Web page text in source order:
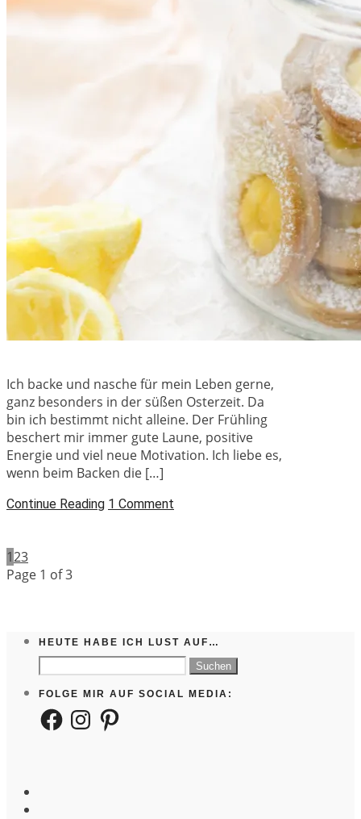
Ich backe und nasche für mein Leben gerne,
ganz besonders in der süßen Osterzeit. Da
bin ich bestimmt nicht alleine. Der Frühling
beschert mir immer gute Laune, positive
Energie und viel neue Motivation. Ich liebe es,
wenn beim Backen die […]
Continue Reading 1 Comment
123
Page 1 of 3
HEUTE HABE ICH LUST AUF…
Suchen
nach:
FOLGE MIR AUF SOCIAL MEDIA:
FacebookInstagramPinterest